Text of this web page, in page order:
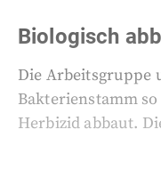
Biologisch
Die Arbeitsgruppe
Bakterienstamm
Herbizid abbaut.